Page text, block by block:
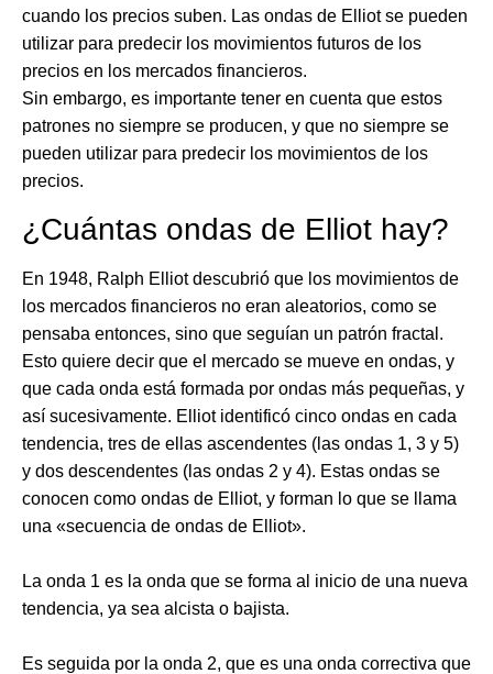
cuando los precios suben. Las ondas de Elliot se pueden
utilizar para predecir los movimientos futuros de los
precios en los mercados financieros.
Sin embargo, es importante tener en cuenta que estos
patrones no siempre se producen, y que no siempre se
pueden utilizar para predecir los movimientos de los
precios.
¿Cuántas ondas de Elliot hay?
En 1948, Ralph Elliot descubrió que los movimientos de
los mercados financieros no eran aleatorios, como se
pensaba entonces, sino que seguían un patrón fractal.
Esto quiere decir que el mercado se mueve en ondas, y
que cada onda está formada por ondas más pequeñas, y
así sucesivamente. Elliot identificó cinco ondas en cada
tendencia, tres de ellas ascendentes (las ondas 1, 3 y 5)
y dos descendentes (las ondas 2 y 4). Estas ondas se
conocen como ondas de Elliot, y forman lo que se llama
una «secuencia de ondas de Elliot».
La onda 1 es la onda que se forma al inicio de una nueva
tendencia, ya sea alcista o bajista.
Es seguida por la onda 2, que es una onda correctiva que